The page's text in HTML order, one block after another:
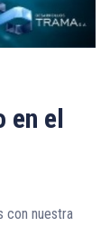
en el
con nuestra